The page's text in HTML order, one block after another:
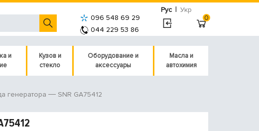
Рус | Укр
096 548 69 29
044 229 53 86
0
и
Кузов и
стекло
Оборудование и
аксессуары
Масла и
автохимия
генератора SNR GA75412